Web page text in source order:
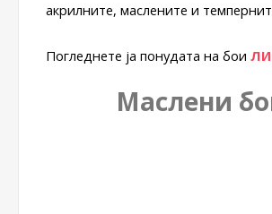
акрилните, маслените и
Погледнете ја понудата на бои
Маслени